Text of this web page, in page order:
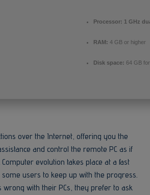
Processor: 1 GHz
RAM: 4 GB or higher
Disk space: 64 GB
over the Internet, offering you the
and control the remote PC as if
Computer evolution takes place at a fast
users to keep up with the progress.
wrong with their PCs, they prefer to ask